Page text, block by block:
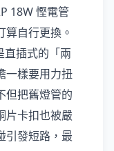
18W 慳電管
自行更換。
直插式的「兩
一樣要用力扭
但把舊燈管的
片卡扣也被嚴
引發短路，最